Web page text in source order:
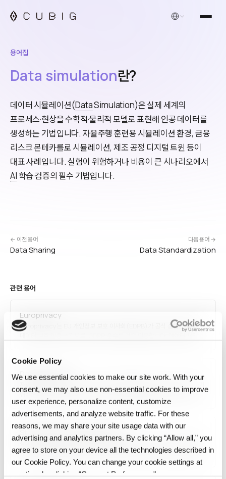
Cookie Policy
We use essential cookies to make our site work. With your
consent, we may also use non‑essential cookies to improve
user experience, personalize content, customize
advertisements, and analyze website traffic. For these
reasons, we may share your site usage data with our
advertising and analytics partners. By clicking “Allow all,” you
agree to store on your device all the technologies described in
our Cookie Policy. You can change your cookie settings at
any time by clicking “Consent Preferences."
한국어
용어집
Data simulation란?
데이터 시뮬레이션(DataSimulation)은 실제 세계의
프로세스·현상을 수학적·물리적 모델로 표현해 인공 데이터를
생성하는 기법입니다. 자율주행 훈련용 시뮬레이션 환경, 금융
리스크 몬테카를로 시뮬레이션, 제조 공정 디지털 트윈 등이
대표 사례입니다. 실험이 위험하거나 비용이 큰 시나리오에서
AI 학습·검증의 필수 기법입니다.
← 이전 용어
Data Sharing
다음 용어 →
Data Standardization
관련 용어
Europrivacy
Europrivacy는 EU 개인정보 보호 이사회(EDPB)가 공식 승인한 유럽
제고에 사용되는 주요…
Data Structure
자료 구조(Data Structure)는 데이터를 효율적으로 저장·접근·조작하기
위해 컴퓨터 메모리에 배치하는 방식입니다. 배열, 연결 리스트, 스택, 큐,
트리, 그래프, 해시 테이블 등 다양한 종류가 있으며, 각각 시간·공간 복잡도
특성이 다릅니다. 알고리즘과 함께 컴퓨터 과학의 근간이며, 소프트웨어
성능·확장성의 기초를 결정합니다.
State Diff / State Comparison
상태 diff/비교(State Diff / State Comparison)는 두 AI 실행 상태
사이의 차이를 체계적으로 식별·분석하는 기법입니다. 데이터 스키마 변경,
모델 파라미터 변화, 환경 의존성 차이, 설정 값 변경을 자동으로 탐지하며,
드리프트 원인 분석, 회귀 추적, 변경 영향 평가에 활용됩니다. 소프트웨어의